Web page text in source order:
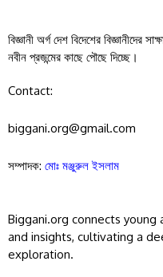
বিজ্ঞানী অর্গ দেশ বিদেশের বিজ্ঞানীদের
নবীন প্রজন্মের কাছে পৌছে দিচ্ছে।
Contact:
biggani.org@gmail.com
সম্পাদক: মোঃ মঞ্জুরুল ইসলাম
Biggani.org connects young
and insights, cultivating a
exploration.